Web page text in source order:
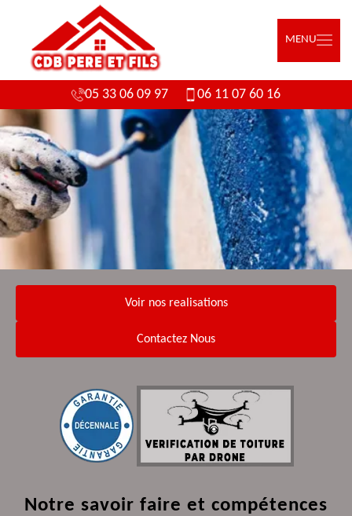
MENU
05 33 06 09 97 06 11 07 60 16
Voir nos realisations
Contactez Nous
Notre savoir faire et compétences